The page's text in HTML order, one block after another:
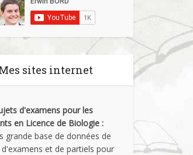
sites internet
d'examens pour les
en Licence de Biologie :
grande base de données de
et de partiels pour